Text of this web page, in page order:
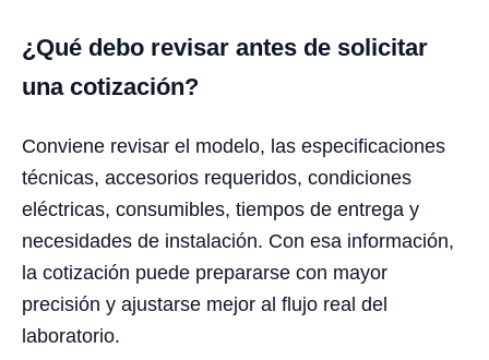
¿Qué debo revisar antes de solicitar
una cotización?
Conviene revisar el modelo, las especificaciones
técnicas, accesorios requeridos, condiciones
eléctricas, consumibles, tiempos de entrega y
necesidades de instalación. Con esa información,
la cotización puede prepararse con mayor
precisión y ajustarse mejor al flujo real del
laboratorio.